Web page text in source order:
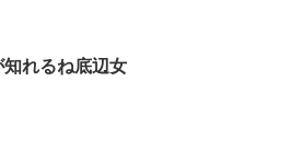
れるね底辺女